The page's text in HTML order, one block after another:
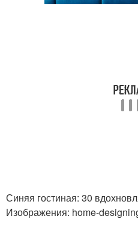
Синяя гостиная: 30
Изображения: home-